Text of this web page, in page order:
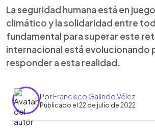
La seguridad humana está en
climático y la solidaridad entre
fundamental para superar este
internacional está evolucionando
responder a esta realidad.
PorFrancisco Galindo Vélez
Publicado el 22 de julio de 2022